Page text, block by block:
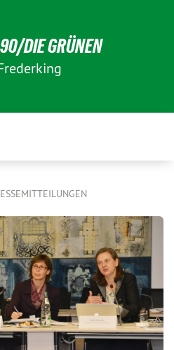
DIE GRÜNEN